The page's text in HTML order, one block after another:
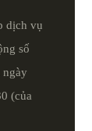
dịch vụ
số
ngày
(của